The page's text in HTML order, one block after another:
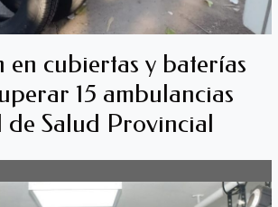
en cubiertas y baterías
15 ambulancias
de Salud Provincial